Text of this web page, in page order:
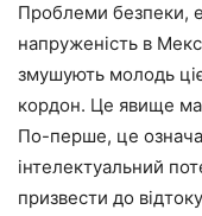
Проблеми безпеки,
напруженість в
змушують молодь
кордон. Це явище
По-перше, це
інтелектуальний
призвести до